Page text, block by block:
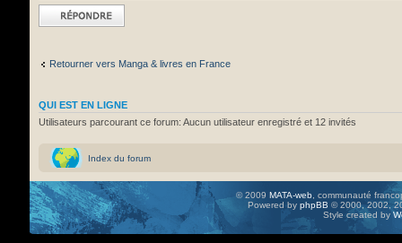
Répondre
Retourner vers Manga & livres en France
QUI EST EN LIGNE
Utilisateurs parcourant ce forum: Aucun utilisateur enregistré et 12 invités
Index du forum
© 2009 MATA-web , communauté
Powered by phpBB © 2000, 2002,
Style created by